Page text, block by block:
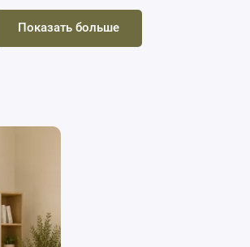
Показать больше